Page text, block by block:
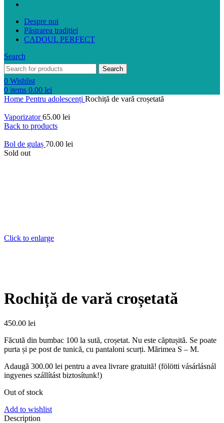
Despre noi
Păstrarea tradiției
CADOUL PERFECT
Search
Search
0 Wishlist
0 items 0.00 lei
Home Pentru adolescenți Rochiță de vară croșetată
Vaporizator65.00 lei
Back to products
Bol de gulaș 70.00 lei
Sold out
Click to enlarge
Rochiță de vară croșetată
450.00 lei
Făcută din bumbac 100 la sută, croșetat. Nu este căptușită. Se poate
purta și pe post de tunică, cu pantaloni scurți. Mărimea S – M.
Adaugă 300.00 lei pentru a avea livrare gratuită! (fölötti vásárlásnál
ingyenes szállítást biztosítunk!)
Out of stock
Add to wishlist
Description